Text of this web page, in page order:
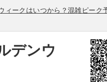
ィークはいつから？混雑ピーク
デンウ